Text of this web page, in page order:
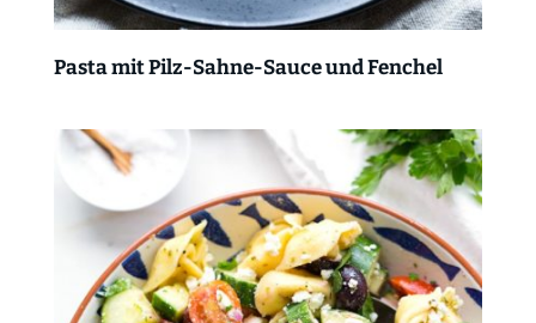
Pasta mit Pilz-Sahne-Sauce und Fenchel